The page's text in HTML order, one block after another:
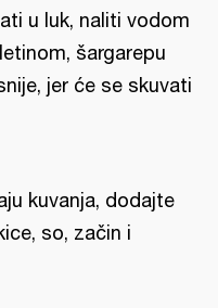
u luk, naliti vodom
šargarepu
jer će se skuvati
kuvanja, dodajte
so, začin i